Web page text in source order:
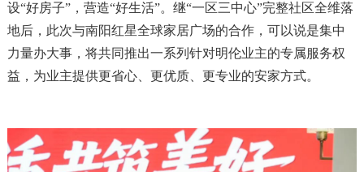
设“好房子”，营造“好生活”。继“一区三中心”完整社区全维落
地后，此次与南阳红星全球家居广场的合作，可以说是集中
力量办大事，将共同推出一系列针对明伦业主的专属服务权
益，为业主提供更省心、更优质、更专业的安家方式。